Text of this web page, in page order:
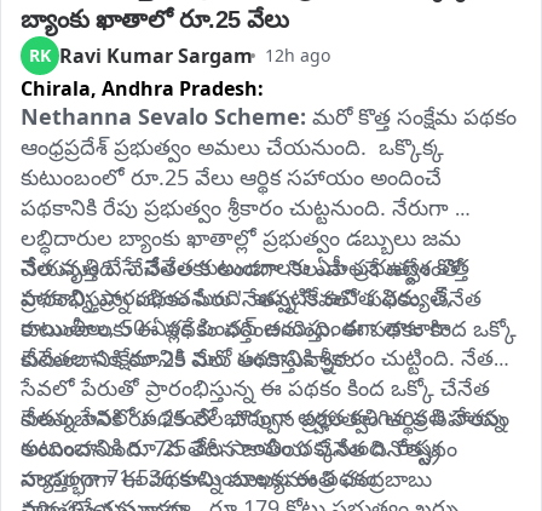
బ్యాంకు ఖాతాలో రూ.25 వేలు
RK Ravi Kumar Sargam 12h ago
Chirala, Andhra Pradesh:
Nethanna Sevalo Scheme: మరో కొత్త సంక్షేమ పథకం
ఆంధ్రప్రదేశ్‌ ప్రభుత్వం అమలు చేయనుంది.  ఒక్కొక్క
కుటుంబంలో రూ.25 వేలు ఆర్థిక సహాయం అందించే
పథకానికి రేపు ప్రభుత్వం శ్రీకారం చుట్టనుంది. నేరుగా
లబ్ధిదారుల బ్యాంకు ఖాతాల్లో ప్రభుత్వం డబ్బులు జమ
చేయనుంది. చేనేతలకు అండగా నిలువాలనే ఉద్దేశంతో
ప్రారంభిస్తున్న పథకం పేరు 'నేతన్న సేవలో’ పథకం. చేనేత
కుటుంబాలకు ఈ పథకం వర్తించనుంది. ఈ పథకం కింద ఒక్కో
కుటుంబానికి రూ.25 వేలు అందిస్తున్నారు.
నేత వృత్తి చేసే చేనేత కుటుంబాలకు ఏపీ ప్రభుత్వం కొత్త
పథకాన్ని ప్రారంభించనుంది. ఇప్పటికే ఉచిత విద్యుత్,
రాయితీలు, 50 ఏళ్లకే పింఛన్ అందిస్తుండగా తాజాగా
చేనేతల సంక్షేమానికి మరో పథకానికి శ్రీకారం చుట్టింది. నేతన్న
సేవలో పేరుతో ప్రారంభిస్తున్న ఈ పథకం కింద ఒక్కో చేనేత
కుటుంబానికి రూ.25 వేల చొప్పున ప్రభుత్వం ఆర్థిక సహాయం
అందించనుంది. 7వ తేదీన జాతీయ చేనేత దినోత్సవం
సందర్భంగా ఈ పథకాన్ని ముఖ్యమంత్రి చంద్రబాబు
నేతన్న సేవలో పథకంలో భాగంగా అర్హత కలిగిన ప్రతి నేతన్న
కుటుంబానికి రూ.25 వేల సాయం దక్కనుంది. రాష్ట్ర
వ్యాప్తంగా 71,536 కుటుంబాలకు ఈ పథకం